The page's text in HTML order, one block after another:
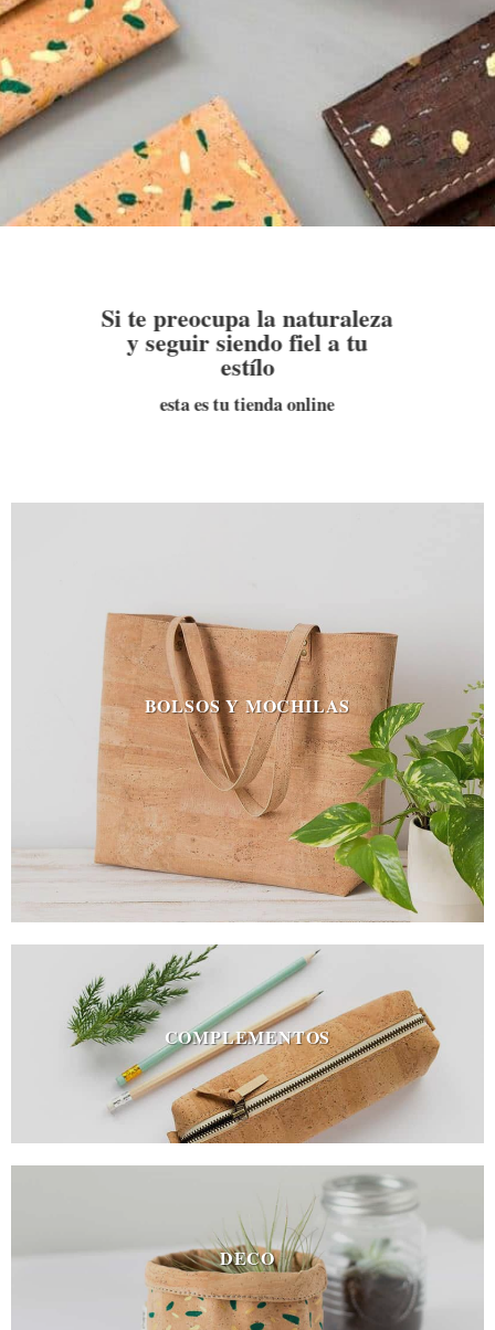
Si te preocupa la naturaleza
y seguir siendo fiel a tu
estílo
esta es tu tienda online
BOLSOS Y MOCHILAS
COMPLEMENTOS
DECO